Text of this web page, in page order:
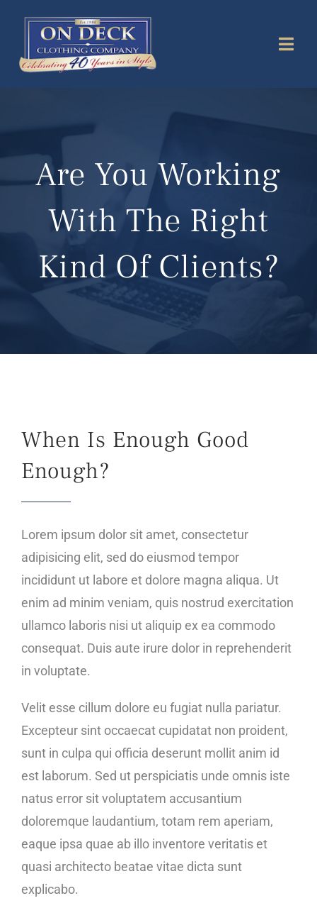
content
On Deck Stories
Resources
On Deck Gift Cards
Are You Working
With The Right
Kind Of Clients?
When Is Enough Good
Enough?
Lorem ipsum dolor sit amet, consectetur
adipisicing elit, sed do eiusmod tempor
incididunt ut labore et dolore magna aliqua. Ut
enim ad minim veniam, quis nostrud exercitation
ullamco laboris nisi ut aliquip ex ea commodo
consequat. Duis aute irure dolor in reprehenderit
in voluptate.
Velit esse cillum dolore eu fugiat nulla pariatur.
Excepteur sint occaecat cupidatat non proident,
sunt in culpa qui officia deserunt mollit anim id
est laborum. Sed ut perspiciatis unde omnis iste
natus error sit voluptatem accusantium
doloremque laudantium, totam rem aperiam,
eaque ipsa quae ab illo inventore veritatis et
quasi architecto beatae vitae dicta sunt
explicabo.